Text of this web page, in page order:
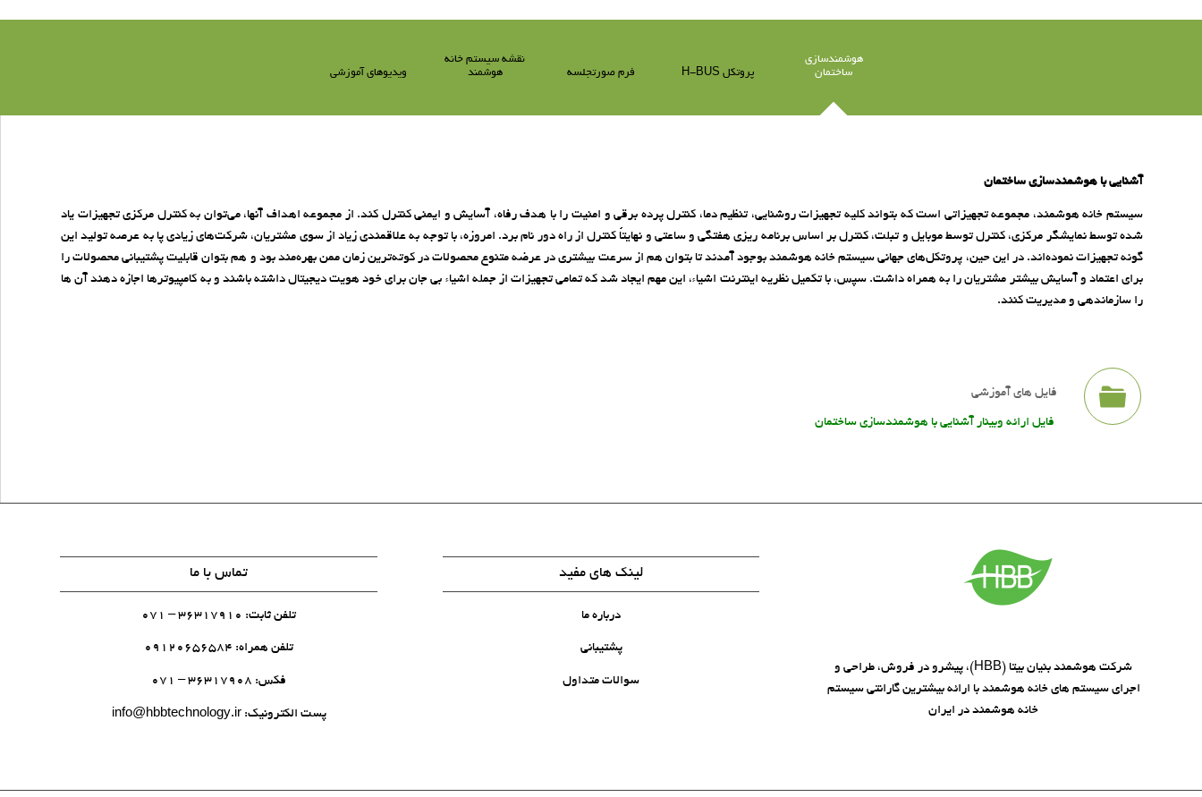
هوشمندسازی
ساختمان
پروتکل H-BUS فرم صورتجلسه
نقشه سیستم خانه
هوشمند
ویدیوهای آموزشی
آشنایی با هوشمندسازی ساختمان
سیستم خانه هوشمند، مجموعه تجهیزاتی است که بتواند کلیه تجهیزات روشنایی، تنظیم دما، کنترل پرده برقی و امنیت را با هدف رفاه، آسایش و ایمنی کنترل کند. از مجموعه اهداف آنها، می‌توان به کنترل مرکزی تجهیزات یاد
شده توسط نمایشگر مرکزی، کنترل توسط موبایل و تبلت، کنترل بر اساس برنامه ریزی هفتگی و ساعتی و نهایتاً کنترل از راه دور نام برد. امروزه، با توجه به علاقمندی زیاد از سوی مشتریان، شرکت‌های زیادی پا به عرصه تولید این
گونه تجهیزات نموده‌اند. در این حین، پروتکل‌های جهانی سیستم خانه هوشمند بوجود آمدند تا بتوان هم از سرعت بیشتری در عرضه متنوع محصولات در کوته‌ترین زمان ممن بهره‌مند بود و هم بتوان قابلیت پشتیبانی محصولات را
برای اعتماد و آسایش بیشتر مشتریان را به همراه داشت. سپس، با تکمیل نظریه اینترنت اشیاء، این مهم ایجاد شد که تمامی تجهیزات از جمله اشیاء بی جان برای خود هویت دیجیتال داشته باشند و به کامپیوترها اجازه دهند آن ها
را سازماندهی و مدیریت کنند.
فایل های آموزشی
فایل ارائه وبینار آشنایی با هوشمندسازی ساختمان
شرکت هوشمند بنیان بیتا (HBB)، پیشرو در فروش، طراحی و
اجرای سیستم های خانه هوشمند با ارائه بیشترین گارانتی سیستم
خانه هوشمند در ایران
لینک های مفید
درباره ما
پشتیبانی
سوالات متداول
تماس با ما
تلفن ثابت: 36317910 – 071
تلفن همراه: 09120656584
فکس: 36317908 – 071
پست الکترونیک:info@hbbtechnology.ir